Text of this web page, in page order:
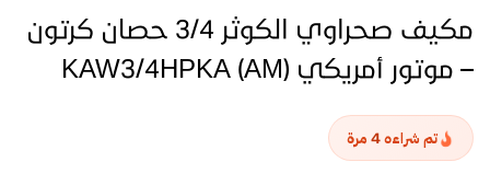
مكيف صحراوي الكوثر 3/4 حصان كرتون
– موتور أمريكي KAW3/4HPKA (AM)
تم شراءه4مرة